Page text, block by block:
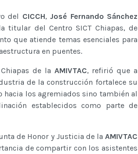
del CICCH,José Fernando Sánchez
titular del Centro SICT Chiapas, de
que atiende temas esenciales para
en puentes.
de la AMIVTAC, refirió que a
de la construcción fortalece su
los agremiados sino también al
establecidos como parte de
de Honor y Justicia de la AMIVTAC
de compartir con los asistentes